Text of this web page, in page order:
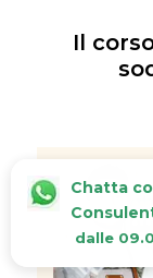
Il
Chatta
dalle